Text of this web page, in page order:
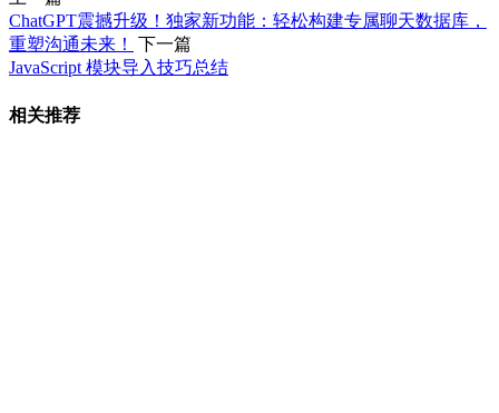
ChatGPT震撼升级！独家新功能：轻松构建专属聊天数据库，
重塑沟通未来！
下一篇
JavaScript 模块导入技巧总结
相关推荐